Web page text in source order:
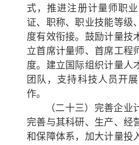
式，推进注册计量师职
证、职称、职业技能等级
度有效衔接。鼓励计量技
立首席计量师、首席工程
度。建立国际组织计量人
团队，支持科技人员开
作。
（二十三）完善企业
完善与其科研、生产、经
和保障体系，加大计量投